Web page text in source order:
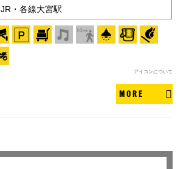
JR・各線大宮駅
アイコンについて
MORE